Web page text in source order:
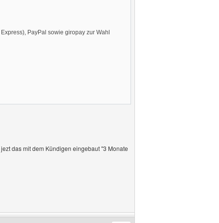
PayPal sowie giropay zur Wahl
das mit dem Kündigen eingebaut "3 Monate